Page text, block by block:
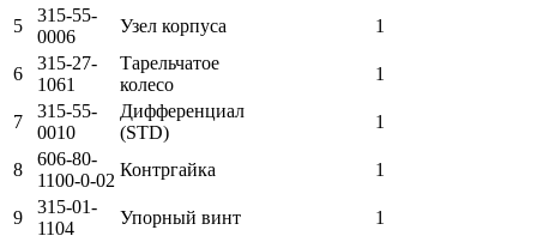
5
315-55-
0006
Узел корпуса 1
6
315-27-
1061
Тарельчатое
колесо
1
7
315-55-
0010
Дифференциал
(STD)
1
8
606-80-
1100-0-02
Контргайка 1
9
315-01-
1104
Упорный винт 1